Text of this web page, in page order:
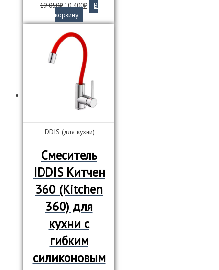
19 050₽Первоначальная
цена
составляла
19
050₽.
10 400₽Текущая
цена:
10
В
корзину
IDDIS (для кухни)
Смеситель
IDDIS Китчен
360 (Kitchen
360) для
кухни с
гибким
силиконовым